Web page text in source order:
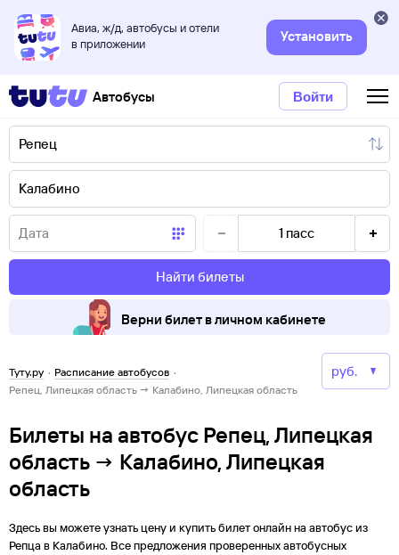
Авиа, ж/д, автобусы и отели
в приложении
Установить
Автобусы Войти
1 пасс
Найти билеты
Верни билет в личном кабинете
Туту.ру · Расписание автобусов ·
Репец, Липецкая область → Калабино, Липецкая область
Билеты на автобус Репец, Липецкая
область → Калабино, Липецкая
область
Здесь вы можете узнать цену и купить билет онлайн на автобус из
Репцав Калабино. Все предложения проверенных автобусных